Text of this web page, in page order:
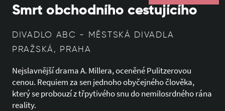
Smrt obchodního cestujícího
DIVADLO ABC - MĚSTSKÁ DIVADLA
PRAŽSKÁ, PRAHA
Nejslavnější drama A. Millera, oceněné Pulitzerovou
cenou. Requiem za sen jednoho obyčejného člověka,
který se probouzí z třpytivého snu do nemilosrdného rána
reality.